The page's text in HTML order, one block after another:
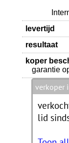
levertijd
resultaat
koper
garantie
verkoper
lid